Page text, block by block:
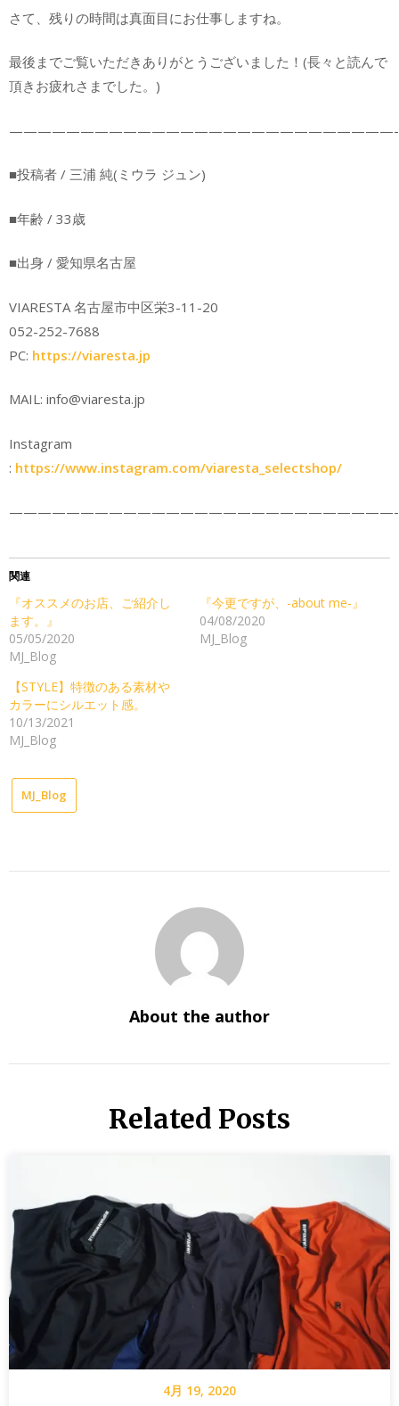
さて、残りの時間は真面目にお仕事しますね。
最後までご覧いただきありがとうございました！(長々と読んで
頂きお疲れさまでした。)
———————————————————————————-
■投稿者 / 三浦 純(ミウラ ジュン)
■年齢 / 33歳
■出身 / 愛知県名古屋
VIARESTA 名古屋市中区栄3-11-20
052-252-7688
PC: https://viaresta.jp
MAIL: info@viaresta.jp
Instagram
: https://www.instagram.com/viaresta_selectshop/
———————————————————————————-
関連
『オススメのお店、ご紹介し
ます。』
05/05/2020
MJ_Blog
『今更ですが、-about me-』
04/08/2020
MJ_Blog
【STYLE】特徴のある素材や
カラーにシルエット感。
10/13/2021
MJ_Blog
MJ_Blog
About the author
Related Posts
4月 19, 2020